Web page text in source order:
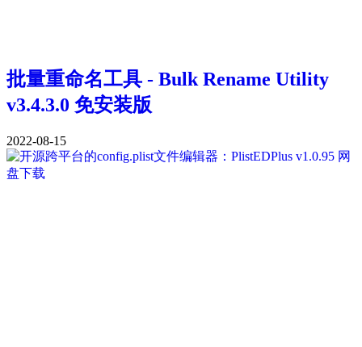
批量重命名工具 - Bulk Rename Utility
v3.4.3.0 免安装版
2022-08-15